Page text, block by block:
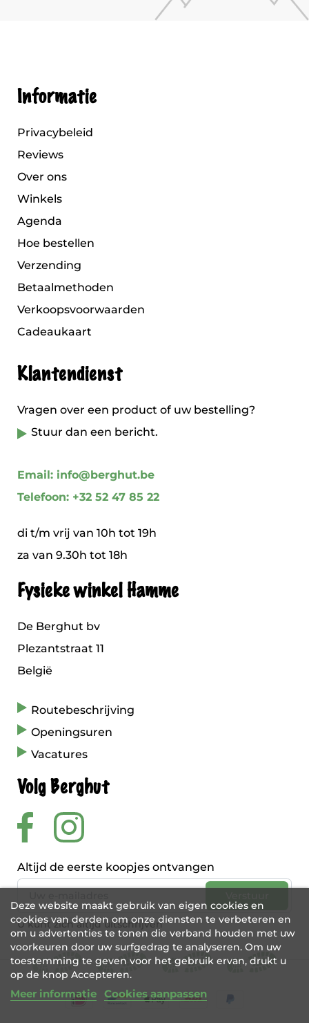
Informatie
Privacybeleid
Reviews
Over ons
Winkels
Agenda
Hoe bestellen
Verzending
Betaalmethoden
Verkoopsvoorwaarden
Cadeaukaart
Klantendienst
Vragen over een product of uw bestelling?
Stuur dan een bericht.
Email: info@berghut.be
Telefoon: +32 52 47 85 22
di t/m vrij van 10h tot 19h
za van 9.30h tot 18h
Fysieke winkel Hamme
De Berghut bv
Plezantstraat 11
België
Routebeschrijving
Openingsuren
Vacatures
Volg Berghut
Altijd de eerste koopjes ontvangen
U kunt zich altijd uitschrijven
Deze website maakt gebruik van eigen cookies en
cookies van derden om onze diensten te verbeteren en
om u advertenties te tonen die verband houden met uw
voorkeuren door uw surfgedrag te analyseren. Om uw
toestemming te geven voor het gebruik ervan, drukt u
op de knop Accepteren.
Meer informatie Cookies aanpassen